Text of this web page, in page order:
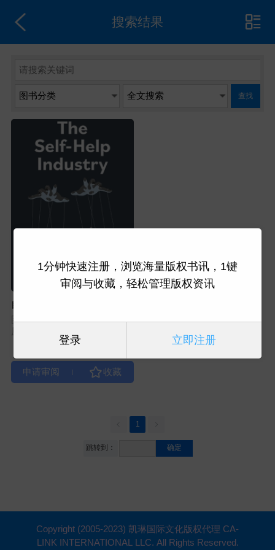
搜索结果
查找
自助产业
图书类型：社科学术
1
跳转到： 确定
Copyright (2005-2023) 凯琳国际文化版权代理 CA-
LINK INTERNATIONAL LLC. All Rights Reserved.
1分钟快速注册，浏览海量版权书讯，1键
审阅与收藏，轻松管理版权资讯
登录 立即注册